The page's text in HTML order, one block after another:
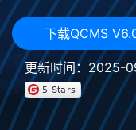
下载QCMS
更新时间：